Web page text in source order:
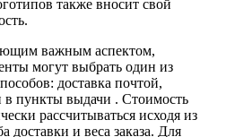
также вносит свой
важным аспектом,
могут выбрать один из
доставка почтой,
в пункты выдачи . Стоимость
рассчитываться исходя из
доставки и веса заказа. Для